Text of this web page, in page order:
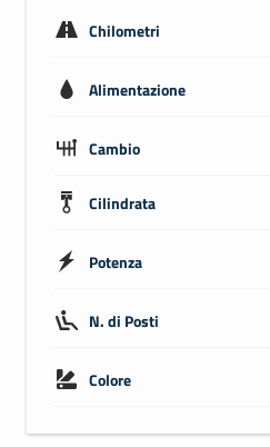
Chilometri
Alimentazione
Cambio
Cilindrata
Potenza
N. di Posti
Colore